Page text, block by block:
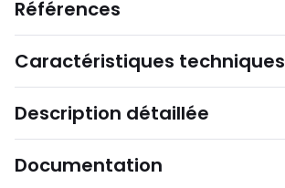
Références
Caractéristiques techniques
Description détaillée
Documentation